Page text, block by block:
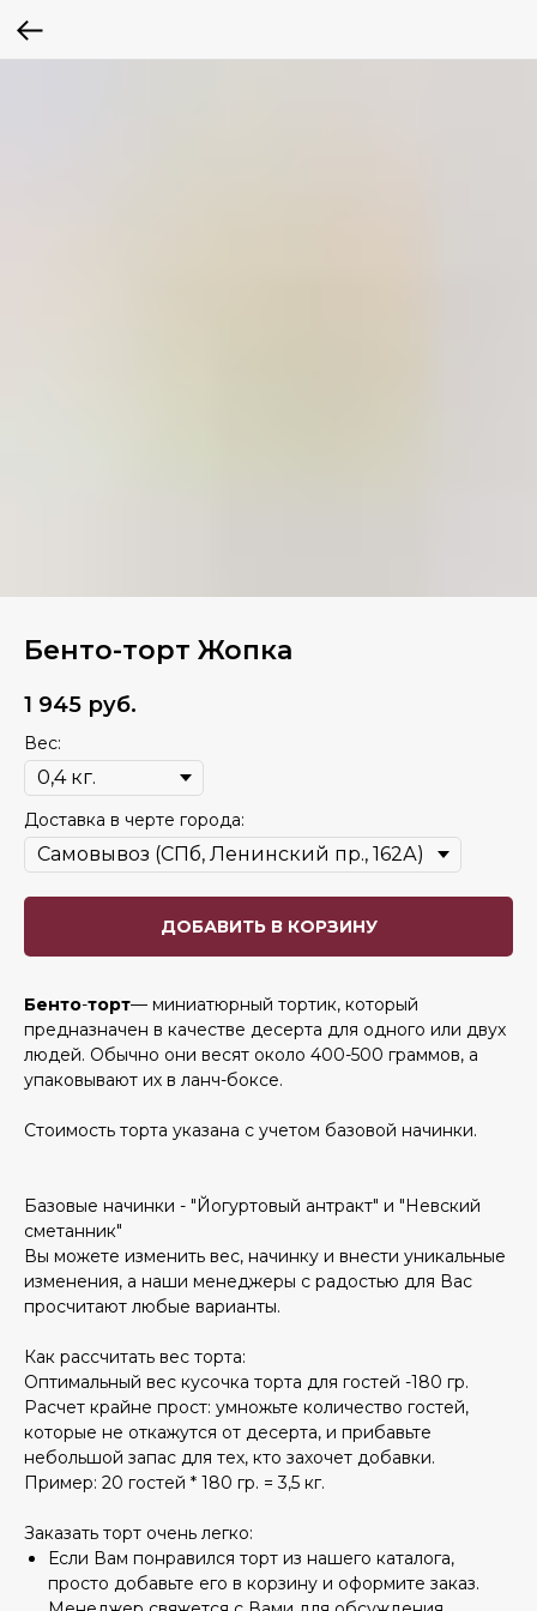
Бенто-торт Жопка
1 945 руб.
Вес:
Доставка в черте города:
ДОБАВИТЬ В КОРЗИНУ
Бенто-торт— миниатюрный тортик, который
предназначен в качестве десерта для одного или двух
людей. Обычно они весят около 400-500 граммов, а
упаковывают их в ланч-боксе.
Стоимость торта указана с учетом базовой начинки.
Базовые начинки - "Йогуртовый антракт" и "Невский
сметанник"
Вы можете изменить вес, начинку и внести уникальные
изменения, а наши менеджеры с радостью для Вас
просчитают любые варианты.
Как рассчитать вес торта:
Оптимальный вес кусочка торта для гостей -180 гр.
Расчет крайне прост: умножьте количество гостей,
которые не откажутся от десерта, и прибавьте
небольшой запас для тех, кто захочет добавки.
Пример: 20 гостей * 180 гр. = 3,5 кг.
Заказать торт очень легко:
Если Вам понравился торт из нашего каталога,
просто добавьте его в корзину и оформите заказ.